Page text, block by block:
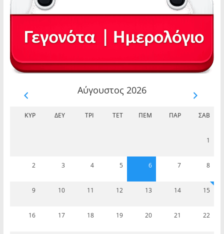
Αύγουστος 2026
ΚΥΡ ΔΕΥ ΤΡΊ ΤΕΤ ΠΈΜ ΠΑΡ ΣΆΒ
1
2 3 4 5 6 7 8
9 10 11 12 13 14 15
16 17 18 19 20 21 22